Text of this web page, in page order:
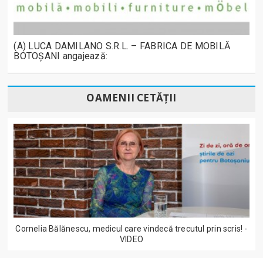
(A) LUCA DAMILANO S.R.L. – FABRICA DE MOBILĂ
BOTOȘANI angajează:
OAMENII CETĂȚII
Cornelia Bălănescu, medicul care vindecă trecutul prin scris! -
VIDEO